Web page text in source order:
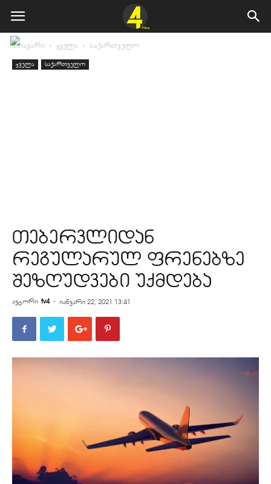
მთავარი ყველა საქართველო
ყველა საქართველო
თებერვლიდან
რეგულარულ ფრენებზე
შეზღუდვები უქმდება
ავტორი tv4 - იანვარი 22, 2021 13:41